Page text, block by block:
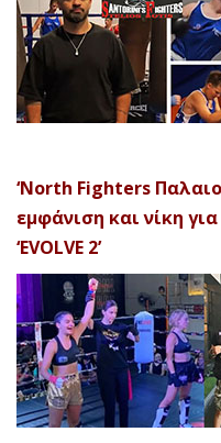
‘North Fighters
εμφάνιση και νίκη
‘EVOLVE 2’